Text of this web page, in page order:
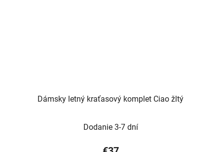
Dámsky letný kraťasový komplet Ciao žltý
Dodanie 3-7 dní